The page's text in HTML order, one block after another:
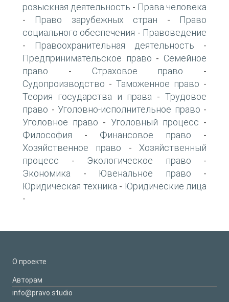
розыскная деятельность - Права человека
- Право зарубежных стран -
Право
социального обеспечения - Правоведение
- Правоохранительная деятельность -
Предпринимательское право - Семейное
право - Страховое право -
Судопроизводство - Таможенное право -
Теория государства и права -Трудовое
право - Уголовно-исполнительное право -
Уголовное право - Уголовный процесс -
Философия - Финансовое право -
Хозяйственное право - Хозяйственный
процесс - Экологическое право -
Экономика - Ювенальное право -
Юридическая техника - Юридические лица
-
О проекте
Авторам
info@pravo.studio